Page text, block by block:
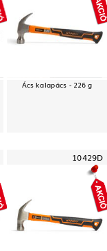
Ács kalapács - 226 g
10429D